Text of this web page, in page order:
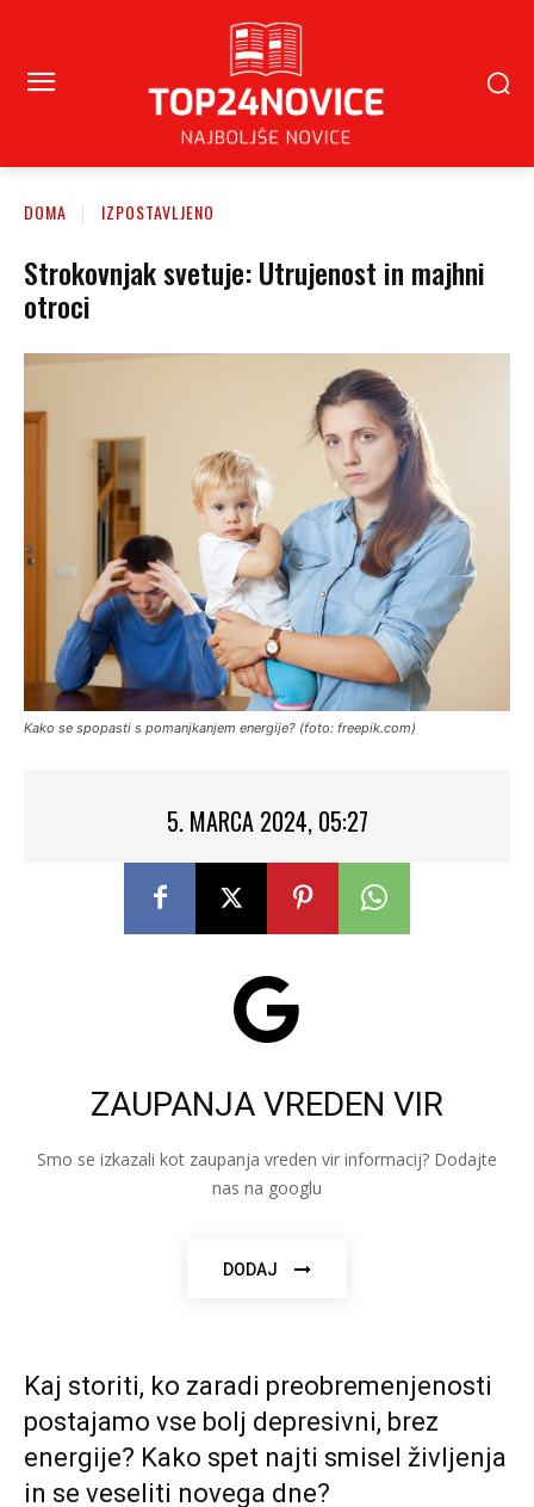
DOMA IZPOSTAVLJENO
Strokovnjak svetuje: Utrujenost in majhni
otroci
Kako se spopasti s pomanjkanjem energije? (foto: freepik.com)
5. MARCA 2024, 05:27
ZAUPANJA VREDEN VIR
Smo se izkazali kot zaupanja vreden vir informacij? Dodajte
nas na googlu
DODAJ
Kaj storiti, ko zaradi preobremenjenosti
postajamo vse bolj depresivni, brez
energije? Kako spet najti smisel življenja
in se veseliti novega dne?